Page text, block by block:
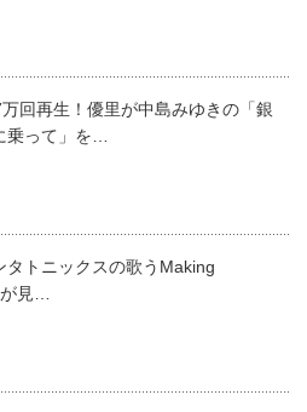
万回再生！優里が中島みゆきの「銀
乗って」を…
タトニックスの歌うMaking
見…